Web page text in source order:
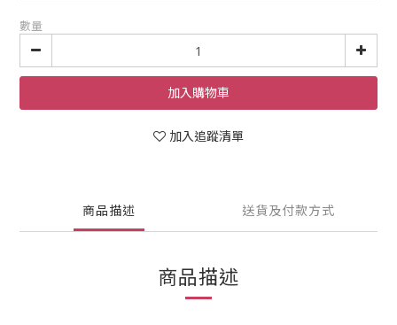
數量
加入購物車
加入追蹤清單
商品描述 送貨及付款方式
商品描述